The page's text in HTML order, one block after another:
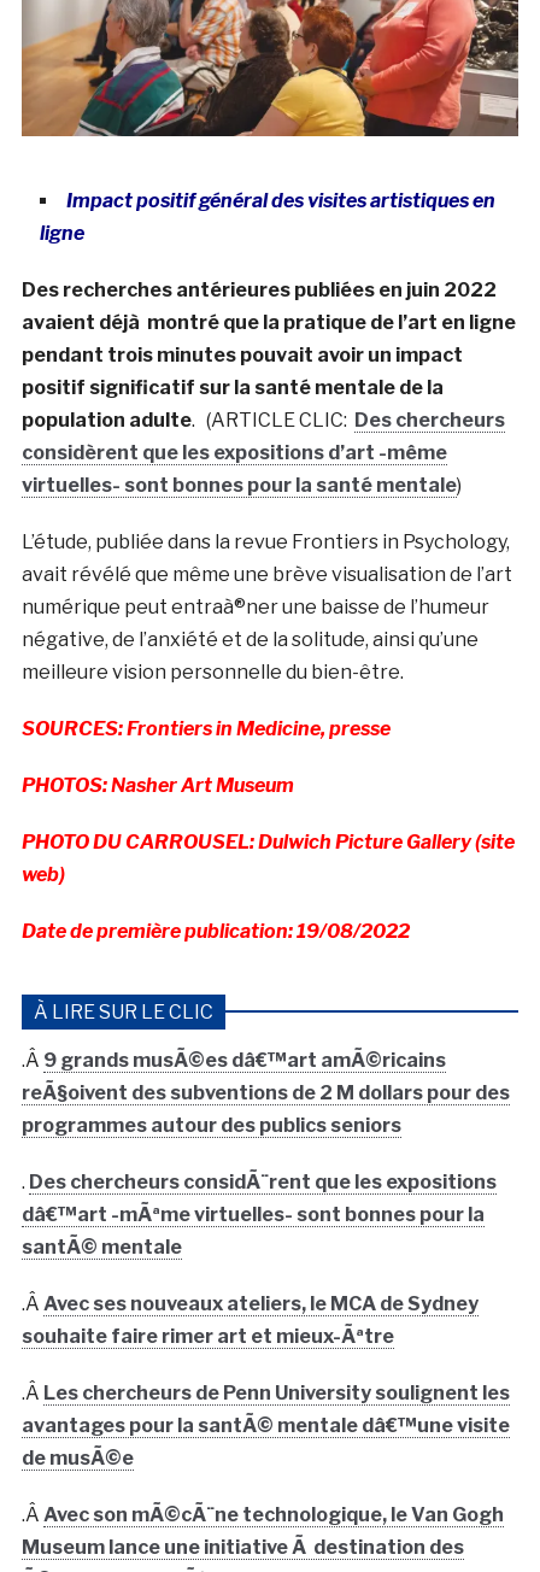
Impact positif général des visites artistiques en
ligne
Des recherches antérieures publiées en juin 2022
avaient déjà montré que la pratique de l’art en ligne
pendant trois minutes pouvait avoir un impact
positif significatif sur la santé mentale de la
population adulte. (ARTICLE CLIC: Des chercheurs
considèrent que les expositions d’art -même
virtuelles- sont bonnes pour la santé mentale)
L’étude, publiée dans la revue Frontiers in Psychology,
avait révélé que même une brève visualisation de l’art
numérique peut entraà®ner une baisse de l’humeur
négative, de l’anxiété et de la solitude, ainsi qu’une
meilleure vision personnelle du bien-être.
SOURCES: Frontiers in Medicine, presse
PHOTOS: Nasher Art Museum
PHOTO DU CARROUSEL: Dulwich Picture Gallery (site
web)
Date de première publication: 19/08/2022
À LIRE SUR LE CLIC
.Â 9 grands musÃ©es dâ€™art amÃ©ricains
reÃ§oivent des subventions de 2 M dollars pour des
programmes autour des publics seniors
. Des chercheurs considÃ¨rent que les expositions
dâ€™art -mÃªme virtuelles- sont bonnes pour la
santÃ© mentale
.Â Avec ses nouveaux ateliers, le MCA de Sydney
souhaite faire rimer art et mieux-Ãªtre
.Â Les chercheurs de Penn University soulignent les
avantages pour la santÃ© mentale dâ€™une visite
de musÃ©e
.Â Avec son mÃ©cÃ¨ne technologique, le Van Gogh
Museum lance une initiative Ã destination des